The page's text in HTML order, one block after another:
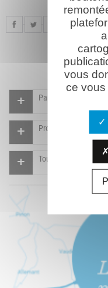
Participer à
Proposer un
Tous les documents
vous
ce vous